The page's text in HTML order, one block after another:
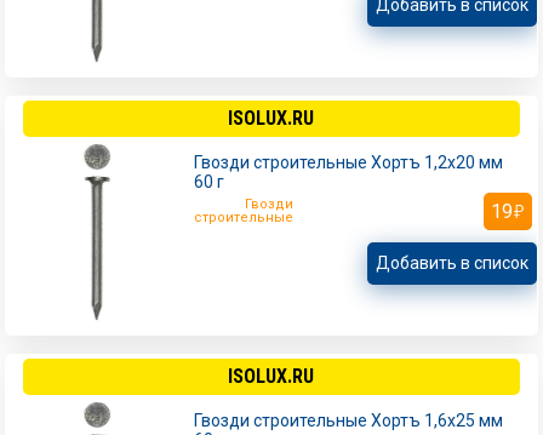
Добавить в список
ISOLUX.RU
Гвозди строительные Хортъ 1,2х20 мм
60 г
Гвозди
строительные
19
Добавить в список
ISOLUX.RU
Гвозди строительные Хортъ 1,6х25 мм